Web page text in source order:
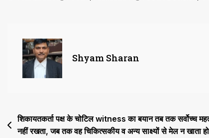
की
दोषसिद्धि
Shyam Sharan
Post
शिकायतकर्ता पक्ष के चोटिल witness का बयान तब तक सर्वोच्च
नहीं रखता, जब तक वह चिकित्सकीय व अन्य साक्ष्यों से मेल न खाता हो